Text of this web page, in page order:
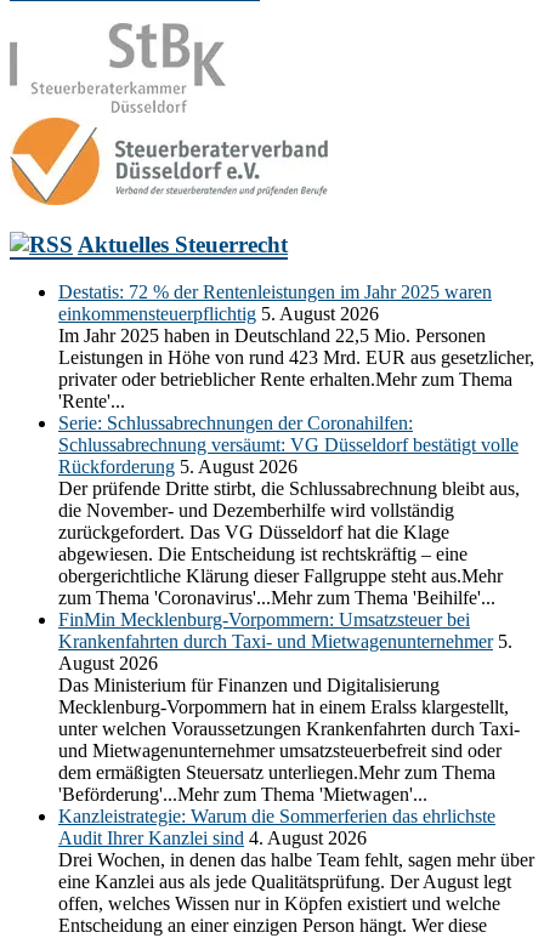
Aktuelles Steuerrecht
Destatis: 72 % der Rentenleistungen im Jahr 2025 waren
einkommensteuerpflichtig 5. August 2026
Im Jahr 2025 haben in Deutschland 22,5 Mio. Personen
Leistungen in Höhe von rund 423 Mrd. EUR aus gesetzlicher,
privater oder betrieblicher Rente erhalten.Mehr zum Thema
'Rente'...
Serie: Schlussabrechnungen der Coronahilfen:
Schlussabrechnung versäumt: VG Düsseldorf bestätigt volle
Rückforderung 5. August 2026
Der prüfende Dritte stirbt, die Schlussabrechnung bleibt aus,
die November- und Dezemberhilfe wird vollständig
zurückgefordert. Das VG Düsseldorf hat die Klage
abgewiesen. Die Entscheidung ist rechtskräftig – eine
obergerichtliche Klärung dieser Fallgruppe steht aus.Mehr
zum Thema 'Coronavirus'...Mehr zum Thema 'Beihilfe'...
FinMin Mecklenburg-Vorpommern: Umsatzsteuer bei
Krankenfahrten durch Taxi- und Mietwagenunternehmer 5.
August 2026
Das Ministerium für Finanzen und Digitalisierung
Mecklenburg-Vorpommern hat in einem Eralss klargestellt,
unter welchen Voraussetzungen Krankenfahrten durch Taxi-
und Mietwagenunternehmer umsatzsteuerbefreit sind oder
dem ermäßigten Steuersatz unterliegen.Mehr zum Thema
'Beförderung'...Mehr zum Thema 'Mietwagen'...
Kanzleistrategie: Warum die Sommerferien das ehrlichste
Audit Ihrer Kanzlei sind 4. August 2026
Drei Wochen, in denen das halbe Team fehlt, sagen mehr über
eine Kanzlei aus als jede Qualitätsprüfung. Der August legt
offen, welches Wissen nur in Köpfen existiert und welche
Entscheidung an einer einzigen Person hängt. Wer diese